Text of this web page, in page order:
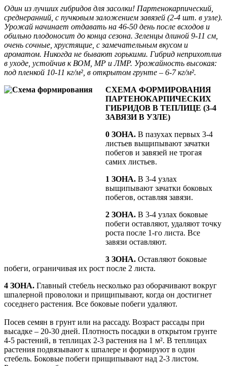
Один из лучших гибридов для засолки! Партенокарпический,
среднеранний, с пучковым заложением завязей (2-4 шт. в узле).
Урожай начинает отдавать на 46-50 день после всходов и
обильно плодоносит до конца сезона. Зеленцы длиной 9-11 см,
очень сочные, хрустящие, с замечательным вкусом и
ароматом. Никогда не бывают горькими. Гибрид неприхотлив
в уходе, устойчив к ВОМ, МР и ЛМР. Урожайность высокая:
под пленкой 10-11 кг/м², в открытом грунте – 6-7 кг/м².
СХЕМА ФОРМИРОВАНИЯ
ПАРТЕНОКАРПИЧЕСКИХ
ГИБРИДОВ В ТЕПЛИЦЕ (3-4
ЗАВЯЗИ В УЗЛЕ)
0 ЗОНА. В пазухах первых 3-4
листьев выщипывают зачатки
побегов и завязей не трогая
самих листьев.
1 ЗОНА. В 3-4 узлах
выщипывают зачатки боковых
побегов, оставляя завязи.
2 ЗОНА. В 3-4 узлах боковые
побеги оставляют, удаляют точку
роста после 1-го листа. Все
завязи оставляют.
3 ЗОНА. Оставляют боковые
побеги, ограничивая их рост после 2 листа.
4 ЗОНА. Главный стебель несколько раз оборачивают вокруг
шпалерной проволоки и прищипывают, когда он достигнет
соседнего растения. Все боковые побеги удаляют.
Посев семян в грунт или на рассаду. Возраст рассады при
высадке – 20-30 дней. Плотность посадки в открытом грунте
4-5 растений, в теплицах 2-3 растения на 1 м². В теплицах
растения подвязывают к шпалере и формируют в один
стебель. Боковые побеги прищипывают над 2-3 листом.